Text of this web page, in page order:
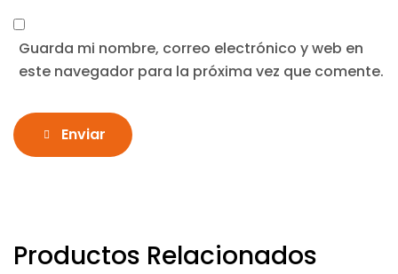
Guarda mi nombre, correo electrónico y web en
este navegador para la próxima vez que comente.
Enviar
Productos Relacionados